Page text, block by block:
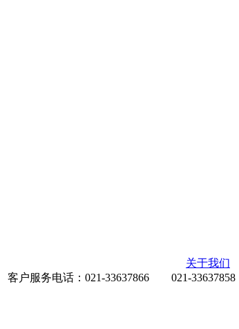
关于我们
客户服务电话：021-33637866 021-